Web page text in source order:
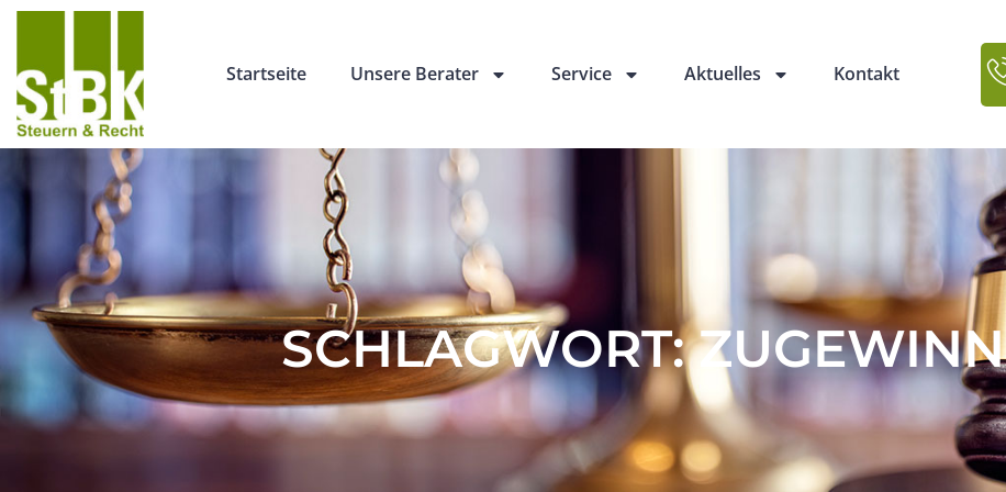
Startseite Unsere Berater Service Aktuelles Kontakt
SCHLAGWORT: ZUGEWINN